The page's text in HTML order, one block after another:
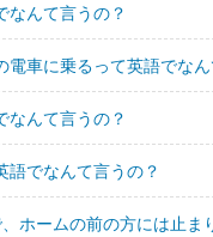
なんて言うの？
電車に乗るって英語でな
なんて言うの？
語でなんて言うの？
ホームの前の方には止ま